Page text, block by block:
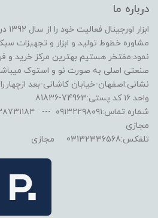
درباره ما
مشاوره خطوط تولید و ابزار و تجهیزات
نمود.مفتخر هستیم بهترین مرکز خرید و
صنعتی اصلی به صورت نو و استوک
واحد ۱۶ کد پستی:74963-81836
مجازی
تلفکس:03132336568 مجازی